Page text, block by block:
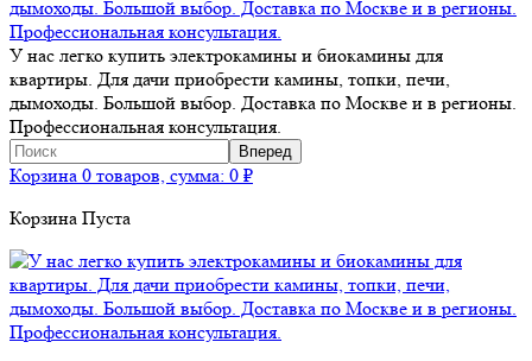
У нас легко купить электрокамины и биокамины для
квартиры. Для дачи приобрести камины, топки, печи,
дымоходы. Большой выбор. Доставка по Москве и в регионы.
Профессиональная консультация.
Корзина 0 товаров, сумма: 0 ₽
Корзина Пуста